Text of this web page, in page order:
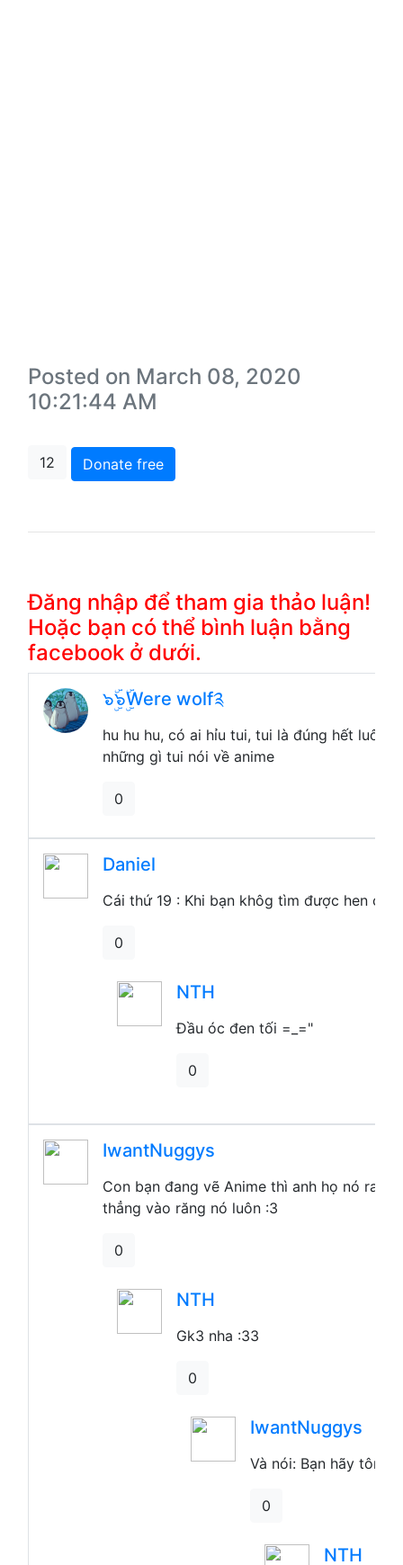
Posted on March 08, 2020
10:21:44 AM
12 Donate free
Đăng nhập để tham gia thảo luận!
Hoặc bạn có thể bình luận bằng
facebook ở dưới.
๖ۣۜ๖ۣۜWere wolf༉
hu hu hu, có ai hỉu tui, tui là đúng hết luôn
những gì tui nói về anime
0
Daniel
Cái thứ 19 : Khi bạn khôg tìm được hen
0
Đầu óc đen tối =_="
0
IwantNuggys
Con bạn đang vẽ Anime thì anh họ nó ra,
thẳng vào răng nó luôn :3
0
Gk3 nha :33
0
IwantNuggys
Và nói: Bạn hãy tôn
0